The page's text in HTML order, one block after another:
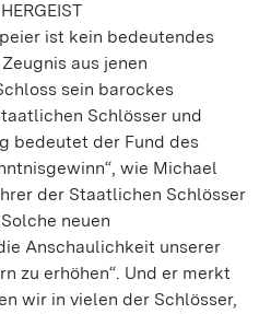
ist kein bedeutendes
aus jenen
sein barockes
Schlösser und
bedeutet der Fund des
wie Michael
der Staatlichen Schlösser
neuen
Anschaulichkeit unserer
zu erhöhen“. Und er merkt
wir in vielen der Schlösser,